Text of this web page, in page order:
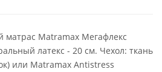
матрас Matramax Мегафлекс
латекс - 20 см. Чехол: ткань
или Matramax Antistress